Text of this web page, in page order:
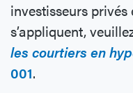
investisseurs privés
s’appliquent,
les courtiers en
001.